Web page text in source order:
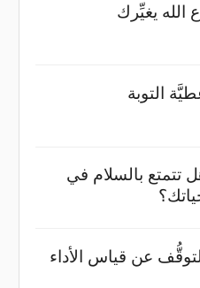
الله يغيِّرك
التوبة
تتمتع بالسلام في
عن قياس الأداء